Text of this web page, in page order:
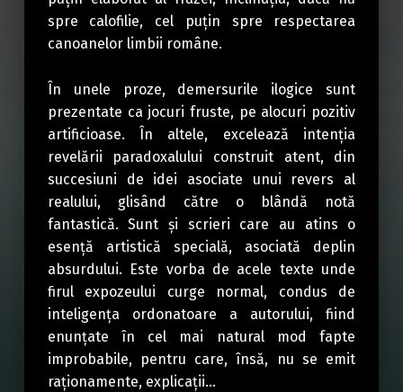
spre calofilie, cel puţin spre respectarea
canoanelor limbii române.
În unele proze, demersurile ilogice sunt
prezentate ca jocuri fruste, pe alocuri pozitiv
artificioase. În altele, excelează intenţia
revelării paradoxalului construit atent, din
succesiuni de idei asociate unui revers al
realului, glisând către o blândă notă
fantastică. Sunt şi scrieri care au atins o
esenţă artistică specială, asociată deplin
absurdului. Este vorba de acele texte unde
firul expozeului curge normal, condus de
inteligenţa ordonatoare a autorului, fiind
enunţate în cel mai natural mod fapte
improbabile, pentru care, însă, nu se emit
raţionamente, explicaţii…